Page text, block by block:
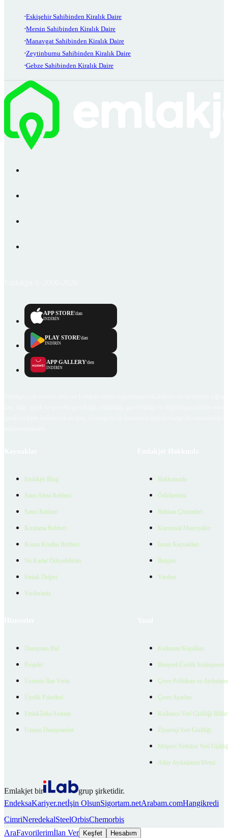
Eskişehir Sahibinden Kiralık Daire
Mersin Sahibinden Kiralık Daire
Manavgat Sahibinden Kiralık Daire
Zeytinburnu Sahibinden Kiralık Daire
Gebze Sahibinden Kiralık Daire
APP STORE'dan
İNDİRİN
PLAY STORE'dan
İNDİRİN
APP GALLERY'den
İNDİRİN
Emlakjet Blog
Satın Alma Rehberi
Satıcı Rehberi
Kiralama Rehberi
Konut Kredisi Rehberi
Ne Kadar Ödeyebilirim
Emlak Değeri
Verilerimiz
Hakkımızda
Ödüllerimiz
Reklam Çözümleri
Kurumsal Materyaller
İnsan Kaynakları
İletişim
Yardım
Danışman Bul
Projeler
Ücretsiz İlan Verin
Üyelik Paketleri
EmlakZeka Asistan
Uzman Danışmanlar
Kullanım Koşulları
Bireysel Üyelik Sözleşmesi
Çerez Politikası ve
Çerez Ayarları
Kullanıcı Veri Gizliliği
Ziyaretçi Veri Gizliliği
Müşteri Yetkilisi Veri
Aday Aydınlatma Metni
Emlakjet bir
grup şirketidir.
EndeksaKariyer.netİşin OlsunSigortam.netArabam.comHangikredi
CimriNeredekalSteelOrbisChemorbis
AraFavorilerimİlan Ver Keşfet Hesabım